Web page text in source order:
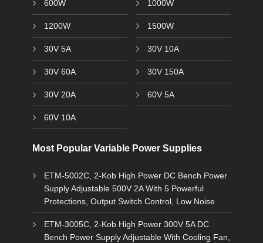
600W 1000W
1200W 1500W
30V 5A 30V 10A
30V 60A 30V 150A
30V 20A 60V 5A
60V 10A
Most Popular Variable Power Supplies
ETM-5002C, 2-Kob High Power DC Bench Power
Supply Adjustable 500V 2A With 5 Powerful
Protections, Output Switch Control, Low Noise
ETM-3005C, 2-Kob High Power 300V 5A DC
Bench Power Supply Adjustable With Cooling Fan,